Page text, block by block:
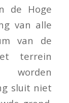
de Hoge
van alle
van de
terrein
sluit niet